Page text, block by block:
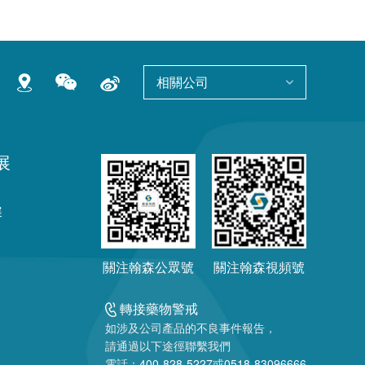
相關公司
關注翰森公眾號 關注翰森視頻號
轉接藥物警戒
如涉及公司產品的不良事件報告，
請通過以下途徑聯繫我們